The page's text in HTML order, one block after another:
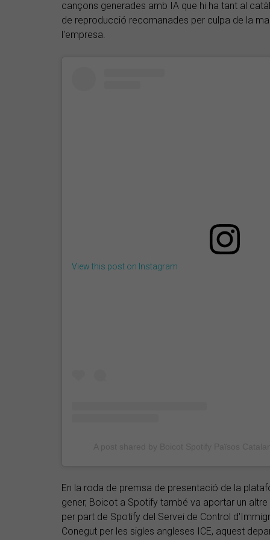
cançons generades amb IA que hi ha tant al
de reproducció recomanades per culpa de la
l'empresa.
View this post on Instagram
En la roda de premsa de presentació de la
gener, Boicot a Spotify també va aportar un
per part de Spotify del Servei de Control
Conegut per les sigles angleses ICE, aquest